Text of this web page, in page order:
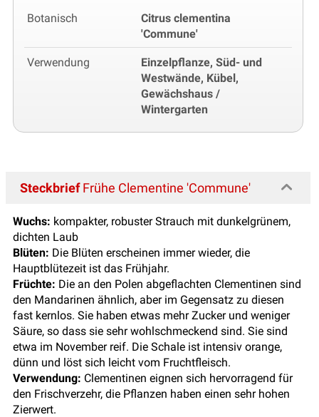
Botanisch
Citrus clementina
'Commune'
Verwendung
Einzelpflanze, Süd- und
Westwände, Kübel,
Gewächshaus /
Wintergarten
SteckbriefFrühe Clementine 'Commune'
Wuchs: kompakter, robuster Strauch mit dunkelgrünem,
dichten Laub
Blüten: Die Blüten erscheinen immer wieder, die
Hauptblütezeit ist das Frühjahr.
Früchte: Die an den Polen abgeflachten Clementinen sind
den Mandarinen ähnlich, aber im Gegensatz zu diesen
fast kernlos. Sie haben etwas mehr Zucker und weniger
Säure, so dass sie sehr wohlschmeckend sind. Sie sind
etwa im November reif. Die Schale ist intensiv orange,
dünn und löst sich leicht vom Fruchtfleisch.
Verwendung: Clementinen eignen sich hervorragend für
den Frischverzehr, die Pflanzen haben einen sehr hohen
Zierwert.